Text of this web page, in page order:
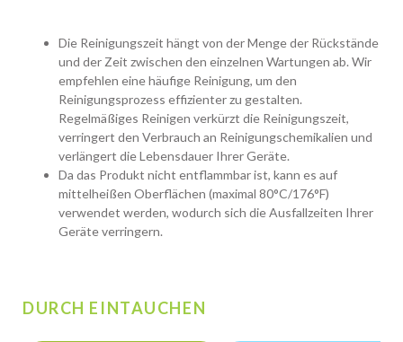
Die Reinigungszeit hängt von der Menge der Rückstände
und der Zeit zwischen den einzelnen Wartungen ab. Wir
empfehlen eine häufige Reinigung, um den
Reinigungsprozess effizienter zu gestalten.
Regelmäßiges Reinigen verkürzt die Reinigungszeit,
verringert den Verbrauch an Reinigungschemikalien und
verlängert die Lebensdauer Ihrer Geräte.
Da das Produkt nicht entflammbar ist, kann es auf
mittelheißen Oberflächen (maximal 80°C/176°F)
verwendet werden, wodurch sich die Ausfallzeiten Ihrer
Geräte verringern.
DURCH EINTAUCHEN